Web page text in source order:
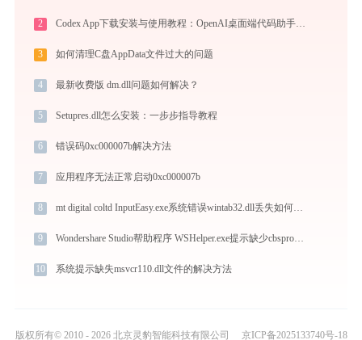
2 Codex App下载安装与使用教程：OpenAI桌面端代码助手从入门到高效协作
3 如何清理C盘AppData文件过大的问题
4 最新收费版 dm.dll问题如何解决？
5 Setupres.dll怎么安装：一步步指导教程
6 错误码0xc000007b解决方法
7 应用程序无法正常启动0xc000007b
8 mt digital coltd InputEasy.exe系统错误wintab32.dll丢失如何解决
9 Wondershare Studio帮助程序 WSHelper.exe提示缺少cbsproducstinfo.dll文件的解决办法
10 系统提示缺失msvcr110.dll文件的解决方法
版权所有© 2010 - 2026 北京灵豹智能科技有限公司 京ICP备2025133740号-18